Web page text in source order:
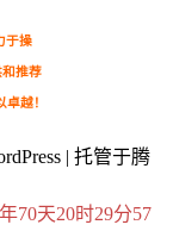
于操
推荐
越！
| 托管于腾
70天20时29分57